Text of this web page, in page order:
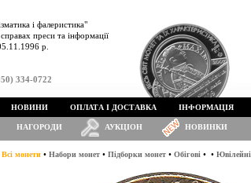
і фалеристика"
преси та інформації
р.
334-0722
НОВИНИ ОПЛАТА І ДОСТАВКА ІНФОРМАЦІЯ
НАГОРОДИ АУКЦІОН НОВИНКИ
Всі монети • Набори монет • Підборки монет • Обігові • • Ювілейні